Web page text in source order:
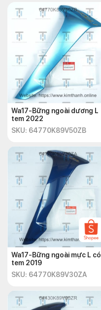
Wa17-Bững ngoài dương L
tem 2022
SKU: 64770K89V50ZB
Wa17-Bững ngoài mực L có
tem 2019
SKU: 64770K89V30ZA